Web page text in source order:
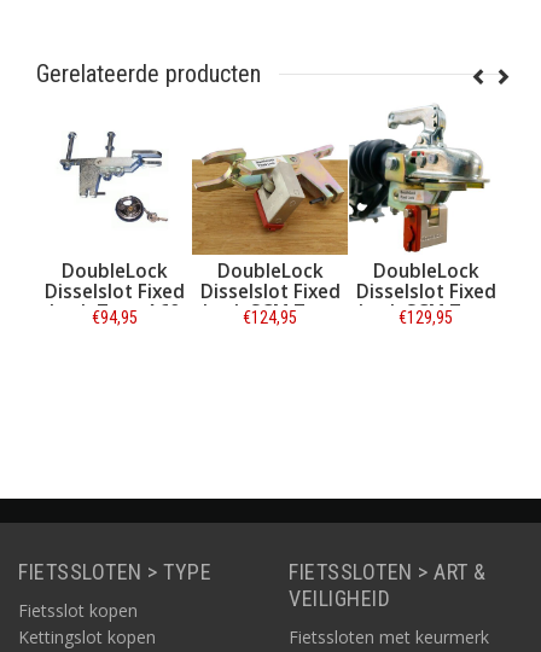
Gerelateerde producten
DoubleLock
Disselslot Fixed
Lock SCM Type
A60
€124,95
DoubleLock
Disselslot Fixed
Lock SCM Type
EM350
€129,95
DoubleLock
Disselslot Fixed
Lock Type B
€94,95
FIETSSLOTEN > TYPE
Fietsslot kopen
Kettingslot kopen
FIETSSLOTEN > ART &
VEILIGHEID
Fietssloten met keurmerk